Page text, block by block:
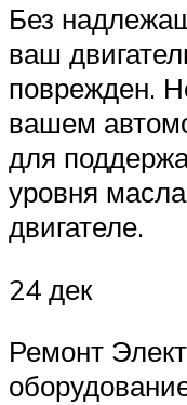
Без
ваш
поврежден.
вашем
для
уровня
двигателе.
24 дек
Ремонт